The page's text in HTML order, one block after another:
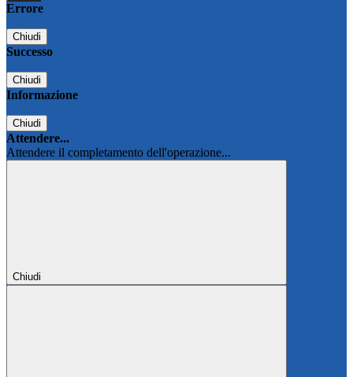
Errore
Chiudi
Successo
Chiudi
Informazione
Chiudi
Attendere...
Attendere il completamento dell'operazione...
Chiudi